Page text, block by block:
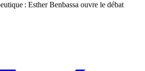
: Esther Benbassa ouvre le débat